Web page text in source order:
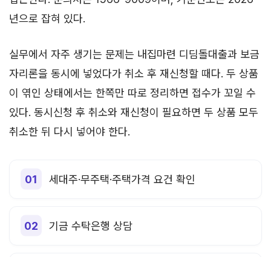
년으로 잡혀 있다.
실무에서 자주 생기는 문제는 내집마련 디딤돌대출과 보금
자리론을 동시에 넣었다가 취소 후 재신청할 때다. 두 상품
이 엮인 상태에서는 한쪽만 따로 정리하면 접수가 꼬일 수
있다. 동시신청 후 취소와 재신청이 필요하면 두 상품 모두
취소한 뒤 다시 넣어야 한다.
세대주·무주택·주택가격 요건 확인
기금 수탁은행 상담